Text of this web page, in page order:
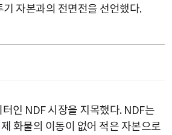
자본과의 전면전을 선언했다.
인 NDF 시장을 지목했다. NDF는
화물의 이동이 없어 적은 자본으로